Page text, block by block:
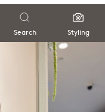
Search Styling